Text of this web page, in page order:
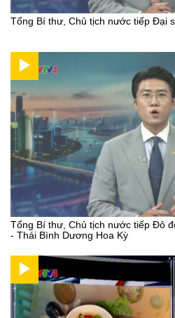
Tổng Bí thư, Chủ tịch nước tiếp Đại
Tổng Bí thư, Chủ tịch nước tiếp Đô
- Thái Bình Dương Hoa Kỳ